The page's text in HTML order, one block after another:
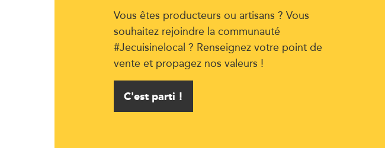
Vous êtes producteurs ou artisans ? Vous
souhaitez rejoindre la communauté
#Jecuisinelocal ? Renseignez votre point de
vente et propagez nos valeurs !
C'est parti !